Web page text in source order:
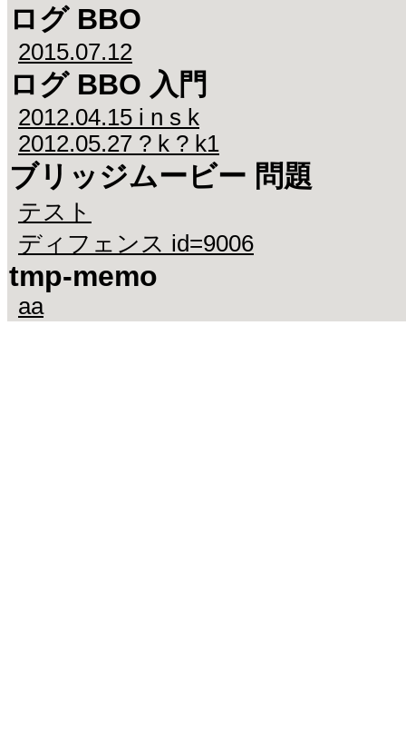
ログ BBO
2015.07.12
ログ BBO 入門
2012.04.15 i n s k
2012.05.27 ? k ? k1
ブリッジムービー 問題
テスト
ディフェンス id=9006
tmp-memo
aa